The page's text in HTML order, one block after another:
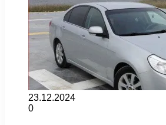
23.12.2024
0